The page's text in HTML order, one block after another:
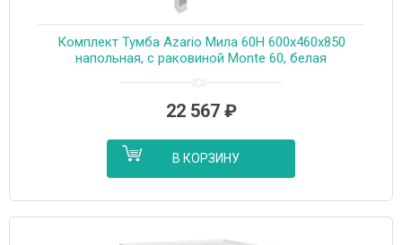
Комплект Тумба Azario Мила 60Н 600х460х850
напольная, с раковиной Monte 60, белая
22 567 ₽
В КОРЗИНУ